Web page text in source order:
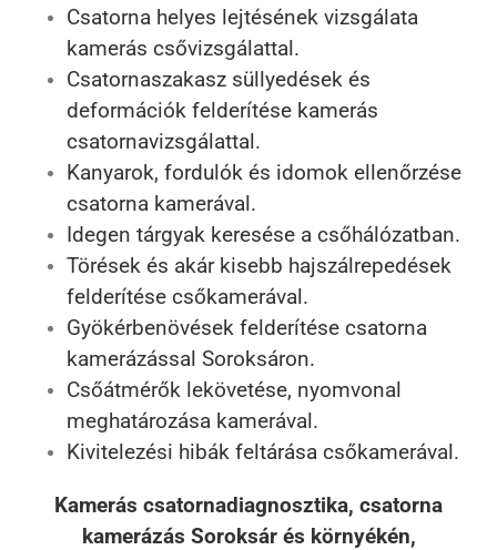
Csatorna helyes lejtésének vizsgálata
kamerás csővizsgálattal.
Csatornaszakasz süllyedések és
deformációk felderítése kamerás
csatornavizsgálattal.
Kanyarok, fordulók és idomok ellenőrzése
csatorna kamerával.
Idegen tárgyak keresése a csőhálózatban.
Törések és akár kisebb hajszálrepedések
felderítése csőkamerával.
Gyökérbenövések felderítése csatorna
kamerázással Soroksáron.
Csőátmérők lekövetése, nyomvonal
meghatározása kamerával.
Kivitelezési hibák feltárása csőkamerával.
Kamerás csatornadiagnosztika, csatorna
kamerázás Soroksár és környékén,